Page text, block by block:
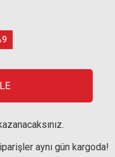
aynı gün kargoda!